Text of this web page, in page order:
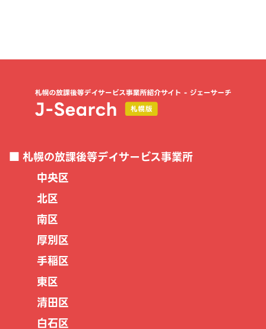
札幌の放課後等デイサービス事業所
中央区
北区
南区
厚別区
手稲区
東区
清田区
白石区